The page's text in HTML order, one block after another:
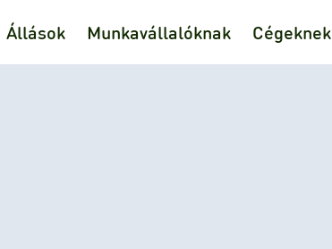
Állások Munkavállalóknak Cégeknek